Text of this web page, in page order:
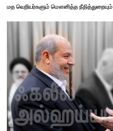
மத வெறியர்களும் மௌனித்த நீதித்துறையும்